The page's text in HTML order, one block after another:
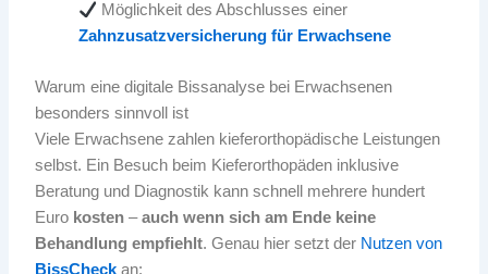
Möglichkeit des Abschlusses einer
Zahnzusatzversicherung für Erwachsene
Warum eine digitale Bissanalyse bei Erwachsenen
besonders sinnvoll ist
Viele Erwachsene zahlen kieferorthopädische Leistungen
selbst. Ein Besuch beim Kieferorthopäden inklusive
Beratung und Diagnostik kann schnell mehrere hundert
Euro kosten –auch wenn sich am Ende keine
Behandlung empfiehlt. Genau hier setzt der Nutzen von
BissCheckan: